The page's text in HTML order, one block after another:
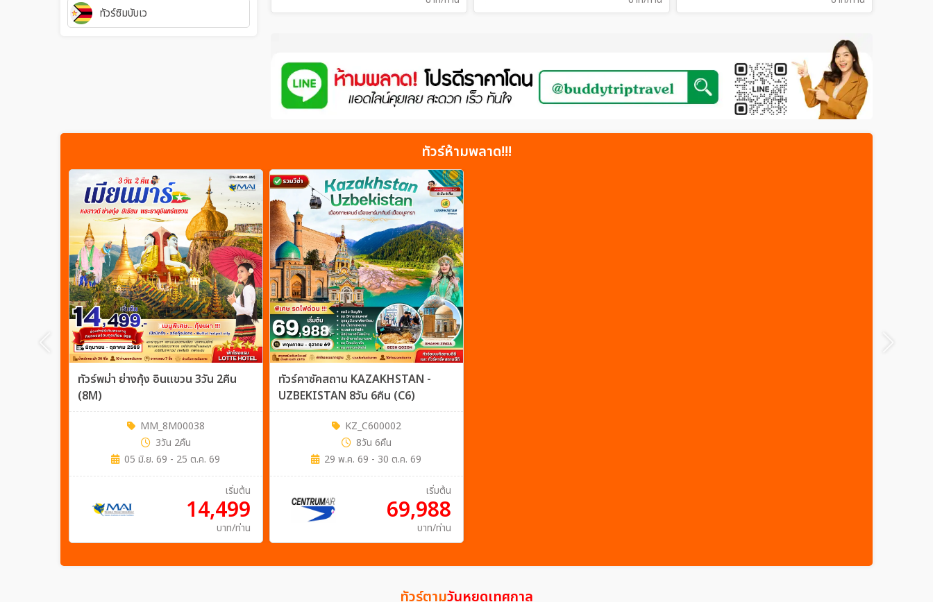
ทัวร์ซิมบับเว
ทัวร์ห้ามพลาด!!!
ทัวร์พม่า ย่างกุ้ง อินแขวน 3วัน 2คืน
(8M)
MM_8M00038
3วัน 2คืน
05 มิ.ย. 69 - 25 ต.ค. 69
เริ่มต้น
14,499
บาท/ท่าน
ทัวร์คาซัคสถาน KAZAKHSTAN -
UZBEKISTAN 8วัน 6คืน (C6)
KZ_C600002
8วัน 6คืน
29 พ.ค. 69 - 30 ต.ค. 69
เริ่มต้น
69,988
บาท/ท่าน
ทัวร์ตามวันหยุดเทศกาล